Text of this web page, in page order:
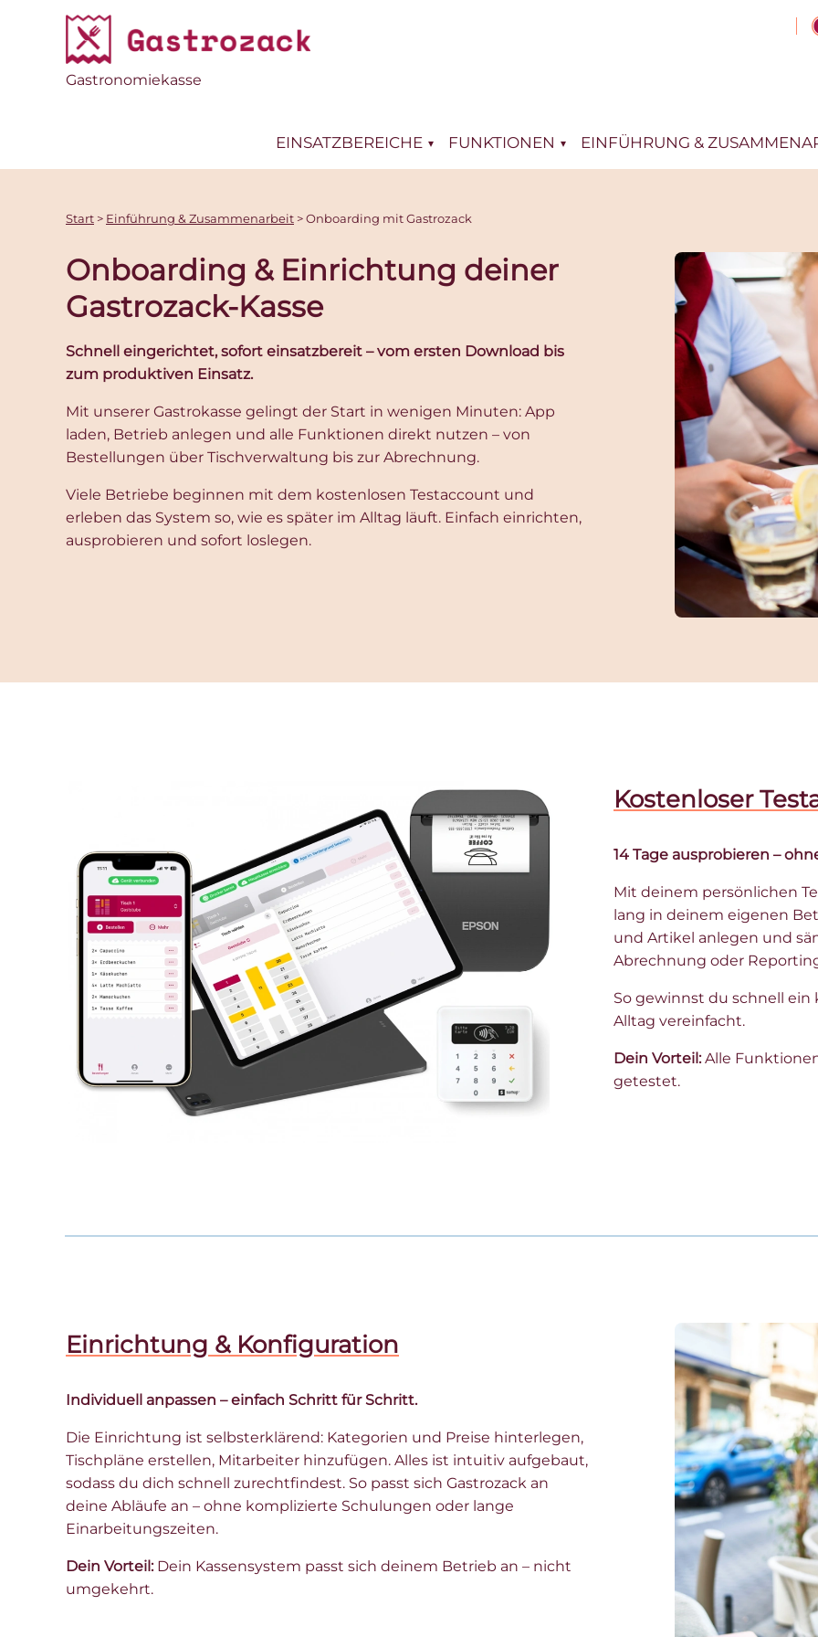
Gastronomiekasse
EINSATZBEREICHE FUNKTIONEN EINFÜHRUNG &
Start > Einführung & Zusammenarbeit > Onboarding mit Gastrozack
Onboarding & Einrichtung deiner
Gastrozack-Kasse
Schnell eingerichtet, sofort einsatzbereit – vom ersten Download bis
zum produktiven Einsatz.
Mit unserer Gastrokasse gelingt der Start in wenigen Minuten: App
laden, Betrieb anlegen und alle Funktionen direkt nutzen – von
Bestellungen über Tischverwaltung bis zur Abrechnung.
Viele Betriebe beginnen mit dem kostenlosen Testaccount und
erleben das System so, wie es später im Alltag läuft. Einfach einrichten,
ausprobieren und sofort loslegen.
Kostenloser
14 Tage ausprobieren –
Mit deinem persönlichen
lang in deinem eigenen
und Artikel anlegen und
Abrechnung oder
So gewinnst du schnell ein
Alltag vereinfacht.
Dein Vorteil:Alle
getestet.
Einrichtung & Konfiguration
Individuell anpassen – einfach Schritt für Schritt.
Die Einrichtung ist selbsterklärend: Kategorien und Preise hinterlegen,
Tischpläne erstellen, Mitarbeiter hinzufügen. Alles ist intuitiv aufgebaut,
sodass du dich schnell zurechtfindest. So passt sich Gastrozack an
deine Abläufe an – ohne komplizierte Schulungen oder lange
Einarbeitungszeiten.
Dein Vorteil:Dein Kassensystem passt sich deinem Betrieb an – nicht
umgekehrt.